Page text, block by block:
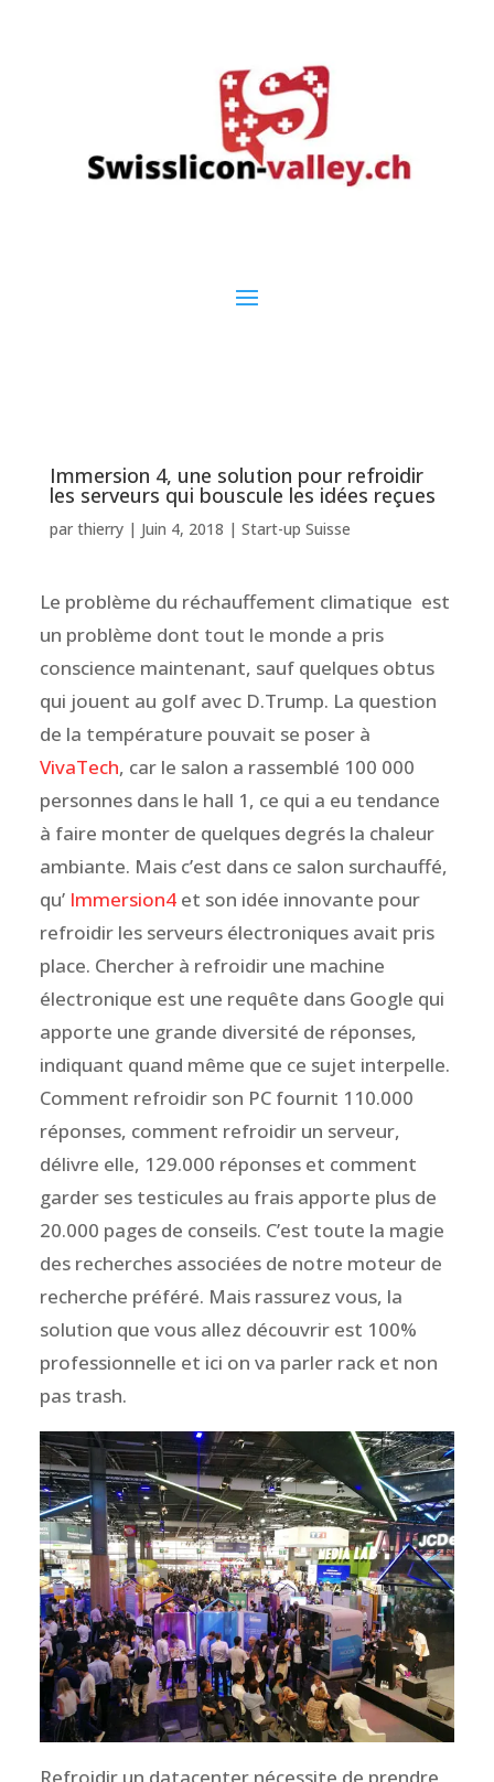
Immersion 4, une solution pour refroidir
les serveurs qui bouscule les idées reçues
par thierry| Juin 4, 2018 | Start-up Suisse
Le problème du réchauffement climatique est
un problème dont tout le monde a pris
conscience maintenant, sauf quelques obtus
qui jouent au golf avec D.Trump. La question
de la température pouvait se poser à
VivaTech, car le salon a rassemblé 100 000
personnes dans le hall 1, ce qui a eu tendance
à faire monter de quelques degrés la chaleur
ambiante. Mais c’est dans ce salon surchauffé,
qu’ Immersion4et son idée innovante pour
refroidir les serveurs électroniques avait pris
place. Chercher à refroidir une machine
électronique est une requête dans Google qui
apporte une grande diversité de réponses,
indiquant quand même que ce sujet interpelle.
Comment refroidir son PC fournit 110.000
réponses, comment refroidir un serveur,
délivre elle, 129.000 réponses et comment
garder ses testicules au frais apporte plus de
20.000 pages de conseils. C’est toute la magie
des recherches associées de notre moteur de
recherche préféré. Mais rassurez vous, la
solution que vous allez découvrir est 100%
professionnelle et ici on va parler rack et non
pas trash.